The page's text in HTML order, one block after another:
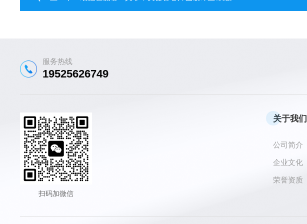
服务热线
19525626749
扫码加微信
关于我们
公司简介
企业文化
荣誉资质